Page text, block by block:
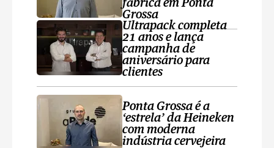
fábrica em Ponta
Grossa
Ultrapack completa
21 anos e lança
campanha de
aniversário para
clientes
Ponta Grossa é a
‘estrela’ da Heineken
com moderna
indústria cervejeira